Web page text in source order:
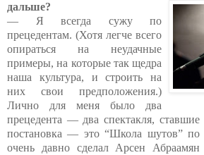
дальше?
— Я всегда сужу по
прецедентам. (Хотя легче всего
опираться на
неудачные
примеры, на которые так щедра
наша культура, и строить на
них свои предположения.)
Лично для меня было два
прецедента — два спектакля,
постановка — это “Школа шутов” по
очень давно сделал Арсен